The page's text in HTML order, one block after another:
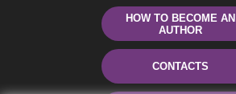
HOW TO BECOME AN
AUTHOR
CONTACTS